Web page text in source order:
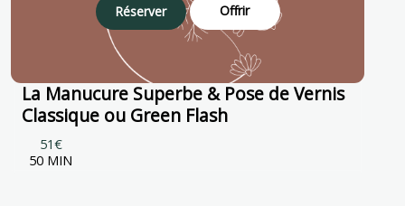
Réserver Offrir
La Manucure Superbe & Pose de Vernis
Classique ou Green Flash
51€
50 MIN